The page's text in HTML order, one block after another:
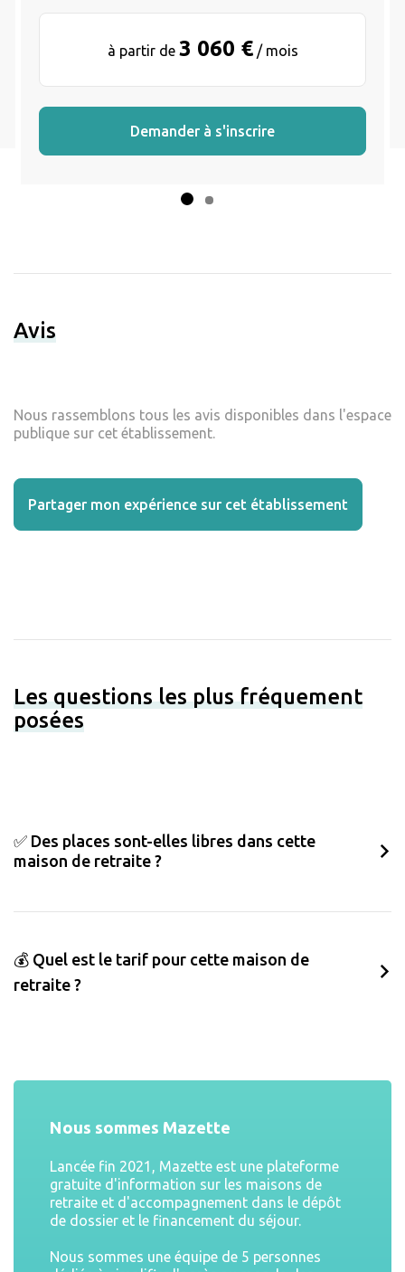
à partir de 3 060 €/ mois
Demander à s'inscrire
Avis
Nous rassemblons tous les avis disponibles dans l'espace
publique sur cet établissement.
Partager mon expérience sur cet établissement
Les questions les plus fréquement
posées
✅ Des places sont-elles libres dans cette
maison de retraite ?
💰 Quel est le tarif pour cette maison de
retraite ?
Nous sommes Mazette
Lancée fin 2021, Mazette est une plateforme
gratuite d'information sur les maisons de
retraite et d'accompagnement dans le dépôt
de dossier et le financement du séjour.
Nous sommes une équipe de 5 personnes